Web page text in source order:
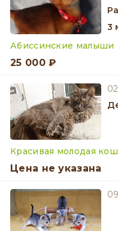
Абиссинские малыши
25 000 ₽
Красивая молодая
Цена не указана